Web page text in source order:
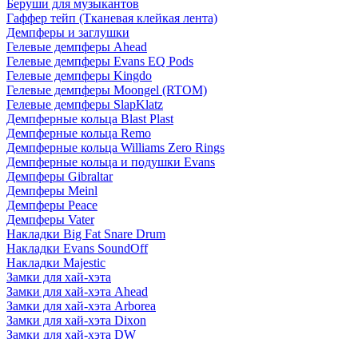
Беруши для музыкантов
Гаффер тейп (Тканевая клейкая лента)
Демпферы и заглушки
Гелевые демпферы Ahead
Гелевые демпферы Evans EQ Pods
Гелевые демпферы Kingdo
Гелевые демпферы Moongel (RTOM)
Гелевые демпферы SlapKlatz
Демпферные кольца Blast Plast
Демпферные кольца Remo
Демпферные кольца Williams Zero Rings
Демпферные кольца и подушки Evans
Демпферы Gibraltar
Демпферы Meinl
Демпферы Peace
Демпферы Vater
Накладки Big Fat Snare Drum
Накладки Evans SoundOff
Накладки Majestic
Замки для хай-хэта
Замки для хай-хэта Ahead
Замки для хай-хэта Arborea
Замки для хай-хэта Dixon
Замки для хай-хэта DW